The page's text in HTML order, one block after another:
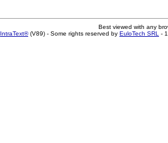
Best viewed with any
IntraText®(V89) - Some rights reserved by EuloTech SRL -